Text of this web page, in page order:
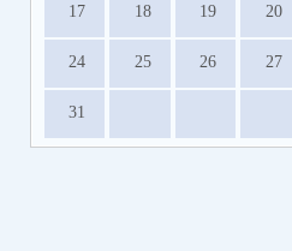
17 18 19 20
24 25 26 27
31